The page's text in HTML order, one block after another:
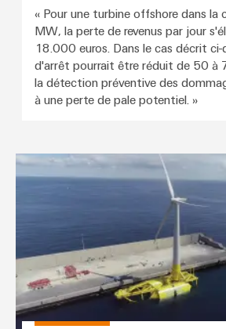
« Pour une turbine offshore dans la
MW, la perte de revenus par jour
18.000 euros. Dans le cas décrit ci-
d'arrêt pourrait être réduit de 50 à
la détection préventive des
à une perte de pale potentiel. »